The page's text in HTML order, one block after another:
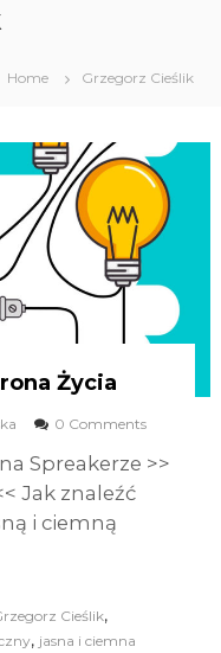
Home Grzegorz Cieślik
Życia
0 Comments
Spreakerze >>
Jak znaleźć
i ciemną
Cieślik,
, jasna i ciemna